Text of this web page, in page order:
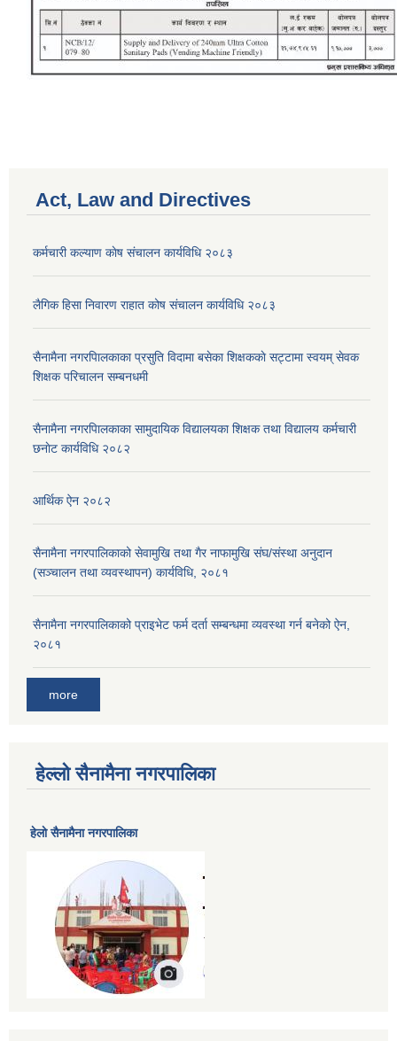
Act, Law and Directives
कर्मचारी कल्याण काेष संचालन कार्यविधि २०८३
लैगिक हिसा निवारण राहात कोष संचालन कार्यविधि २०८३
सैनामैना नगरपािलकाका प्रसुति विदामा बसेका शिक्षककाे सट्टामा स्वयम् सेवक
शिक्षक परिचालन सम्बनधमी
सैनामैना नगरपािलकाका सामुदायिक विद्यालयका शिक्षक तथा विद्यालय कर्मचारी
छनाेट कार्यविधि २०८२
आर्थिक ऐन २०८२
सैनामैना नगरपालिकाको सेवामुखि तथा गैर नाफामुखि संघ/संस्था अनुदान
(सञ्चालन तथा व्यवस्थापन) कार्यविधि, २०८१
सैनामैना नगरपालिकाको प्राइभेट फर्म दर्ता सम्बन्धमा व्यवस्था गर्न बनेको ऐन,
२०८१
more
हेल्लो सैनामैना नगरपालिका
हेलाे सैनामैना नगरपालिका